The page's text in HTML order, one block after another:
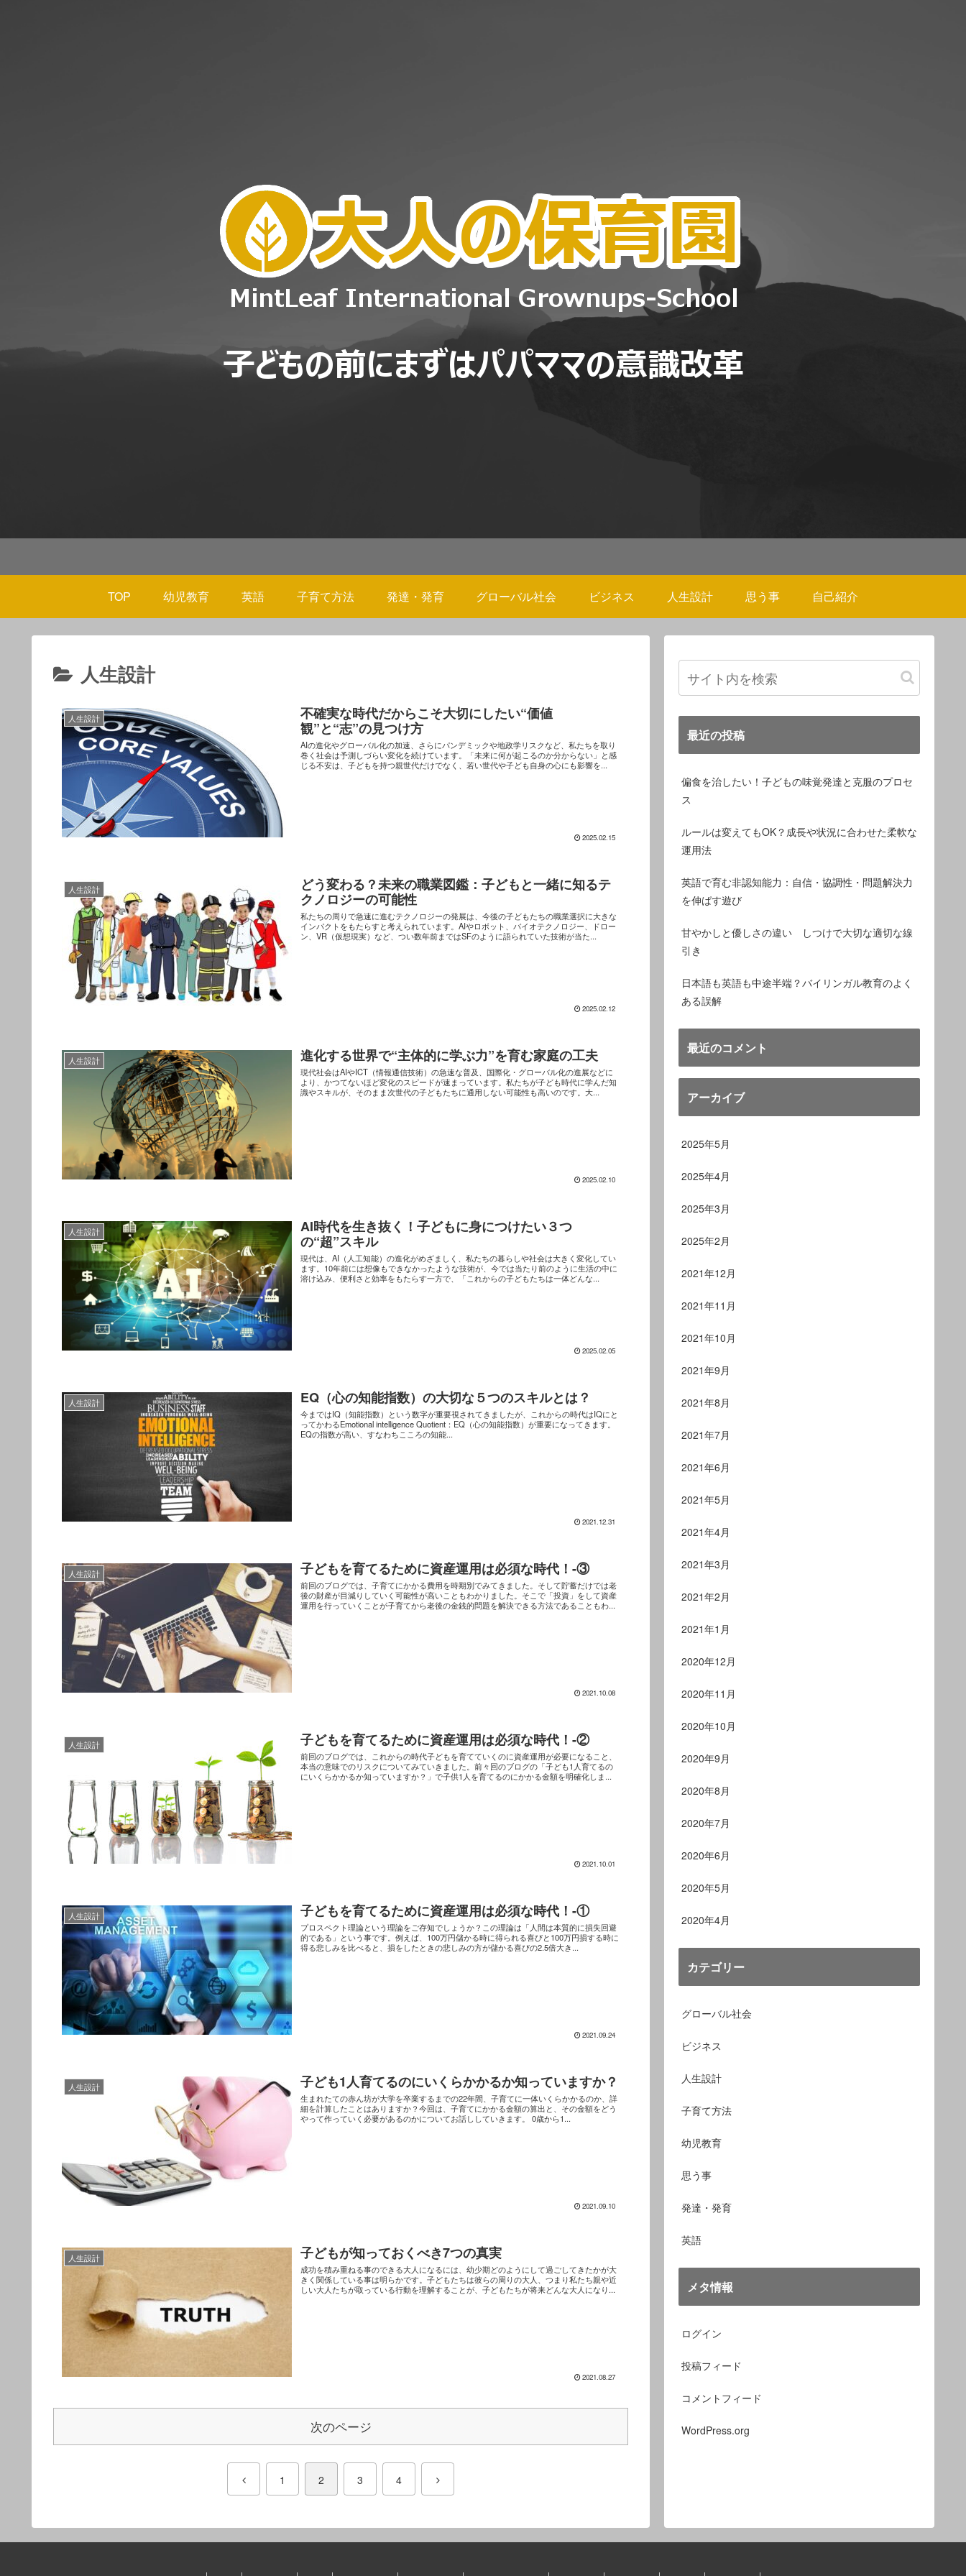
TOP 幼児教育 英語 子育て方法 発達・発育 グローバル社会 ビジネス 人生設計 思う事 自己紹介
人生設計
人生設計
不確実な時代だからこそ大切にしたい“価値
観”と“志”の見つけ方
AIの進化やグローバル化の加速、さらにパンデミックや地政学リスクなど、私たちを取り
巻く社会は予測しづらい変化を続けています。「未来に何が起こるのか分からない」と感
じる不安は、子どもを持つ親世代だけでなく、若い世代や子ども自身の心にも影響を...
2025.02.15
人生設計
どう変わる？未来の職業図鑑：子どもと一緒に知るテ
クノロジーの可能性
私たちの周りで急速に進むテクノロジーの発展は、今後の子どもたちの職業選択に大きな
インパクトをもたらすと考えられています。AIやロボット、バイオテクノロジー、ドロー
ン、VR（仮想現実）など、つい数年前まではSFのように語られていた技術が当た...
2025.02.12
人生設計 進化する世界で“主体的に学ぶ力”を育む家庭の工夫
現代社会はAIやICT（情報通信技術）の急速な普及、国際化・グローバル化の進展などに
より、かつてないほど変化のスピードが速まっています。私たちが子ども時代に学んだ知
識やスキルが、そのまま次世代の子どもたちに通用しない可能性も高いのです。大...
2025.02.10
人生設計
AI時代を生き抜く！子どもに身につけたい３つ
の“超”スキル
現代は、AI（人工知能）の進化がめざましく、私たちの暮らしや社会は大きく変化してい
ます。10年前には想像もできなかったような技術が、今では当たり前のように生活の中に
溶け込み、便利さと効率をもたらす一方で、「これからの子どもたちは一体どんな...
2025.02.05
人生設計 EQ（心の知能指数）の大切な５つのスキルとは？
今まではIQ（知能指数）という数字が重要視されてきましたが、これからの時代はIQにと
ってかわるEmotional intelligence Quotient：EQ（心の知能指数）が重要になってきます。
EQの指数が高い、すなわちこころの知能...
2021.12.31
人生設計 子どもを育てるために資産運用は必須な時代！-③
前回のブログでは、子育てにかかる費用を時期別でみてきました。そして貯蓄だけでは老
後の財産が目減りしていく可能性が高いこともわかりました。そこで「投資」をして資産
運用を行っていくことが子育てから老後の金銭的問題を解決できる方法であることもわ...
2021.10.08
人生設計 子どもを育てるために資産運用は必須な時代！-②
前回のブログでは、これからの時代子どもを育てていくのに資産運用が必要になること、
本当の意味でのリスクについてみていきました。前々回のブログの「子ども1人育てるの
にいくらかかるか知っていますか？」で子供1人を育てるのにかかる金額を明確化しま...
2021.10.01
人生設計 子どもを育てるために資産運用は必須な時代！-①
プロスペクト理論という理論をご存知でしょうか？この理論は「人間は本質的に損失回避
的である」という事です。例えば、100万円儲かる時に得られる喜びと100万円損する時に
得る悲しみを比べると、損をしたときの悲しみの方が儲かる喜びの2.5倍大き...
2021.09.24
人生設計 子ども1人育てるのにいくらかかるか知っていますか？
生まれたての赤ん坊が大学を卒業するまでの22年間、子育てに一体いくらかかるのか、詳
細を計算したことはありますか？今回は、子育てにかかる金額の算出と、その金額をどう
やって作っていく必要があるのかについてお話ししていきます。 0歳から1...
2021.09.10
人生設計 子どもが知っておくべき7つの真実
成功を積み重ねる事のできる大人になるには、幼少期どのようにして過ごしてきたかが大
きく関係している事は明らかです。子どもたちは彼らの周りの大人、つまり私たち親や近
しい大人たちが取っている行動を理解することが、子どもたちが将来どんな大人になり...
2021.08.27
次のページ
1 2 3 4
最近の投稿
偏食を治したい！子どもの味覚発達と克服のプロセ
ス
ルールは変えてもOK？成長や状況に合わせた柔軟な
運用法
英語で育む非認知能力：自信・協調性・問題解決力
を伸ばす遊び
甘やかしと優しさの違い しつけで大切な適切な線
引き
日本語も英語も中途半端？バイリンガル教育のよく
ある誤解
最近のコメント
アーカイブ
2025年5月
2025年4月
2025年3月
2025年2月
2021年12月
2021年11月
2021年10月
2021年9月
2021年8月
2021年7月
2021年6月
2021年5月
2021年4月
2021年3月
2021年2月
2021年1月
2020年12月
2020年11月
2020年10月
2020年9月
2020年8月
2020年7月
2020年6月
2020年5月
2020年4月
カテゴリー
グローバル社会
ビジネス
人生設計
子育て方法
幼児教育
思う事
発達・発育
英語
メタ情報
ログイン
投稿フィード
コメントフィード
WordPress.org